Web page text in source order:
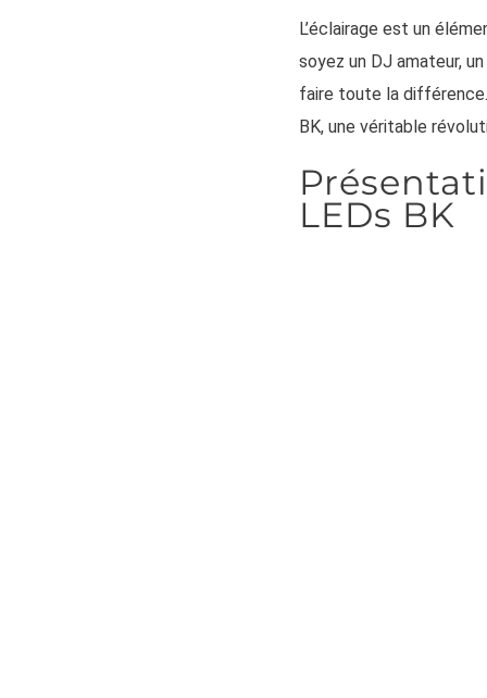
L’éclairage est un
soyez un DJ amateur,
faire toute la différence.
BK, une véritable
LEDs BK